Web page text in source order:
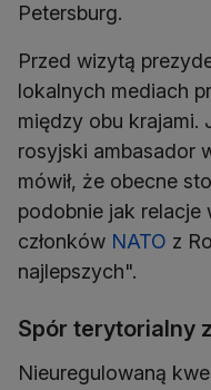
Petersburg.
Przed wizytą
lokalnych mediach
między obu krajami.
rosyjski ambasador
mówił, że obecne
podobnie jak relacje
członków NATO z
najlepszych".
Spór terytorialny
Nieuregulowaną